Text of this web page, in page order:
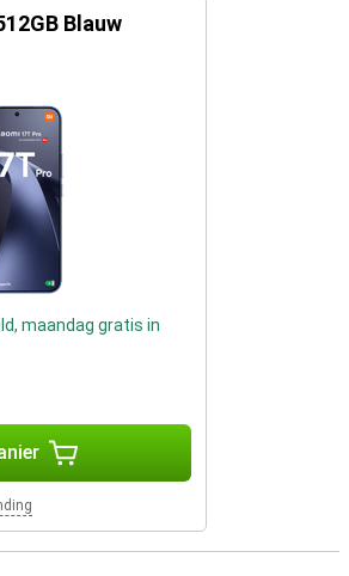
Blauw
maandag gratis in